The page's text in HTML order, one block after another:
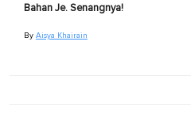
Bahan Je. Senangnya!
By Aisya Khairain